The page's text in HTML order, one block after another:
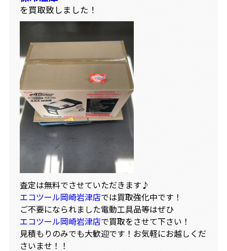
を買取致しました！
査定は無料でさせていただきます♪
エコツール岡崎岩津店では買取強化中です！
ご不要になられました電動工具品等はぜひ
エコツール岡崎岩津店で買取をさせて下さい！
見積もりのみでも大歓迎です！お気軽にお越しくだ
さいませ！！